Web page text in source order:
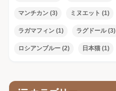
マンチカン(3) ミヌエット (1)
ラガマフィン(1) ラグドール(3)
ロシアンブルー(2) 日本猫(1)